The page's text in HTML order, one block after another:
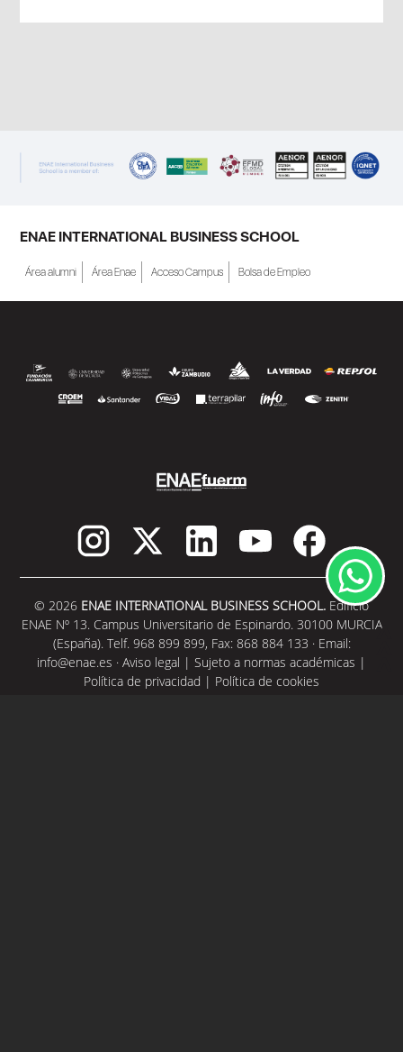
ENAE INTERNATIONAL BUSINESS SCHOOL
Área alumni Área Enae Acceso Campus Bolsa de Empleo
© 2026 ENAE INTERNATIONAL BUSINESS SCHOOL. Edificio
ENAE Nº 13. Campus Universitario de Espinardo. 30100 MURCIA
(España). Telf. 968 899 899, Fax: 868 884 133 · Email:
info@enae.es · Aviso legal | Sujeto a normas académicas |
Política de privacidad | Política de cookies